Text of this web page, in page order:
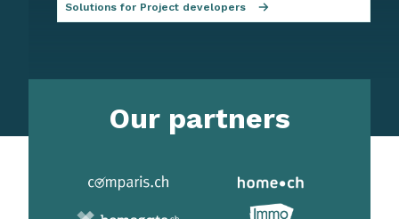
Solutions for Project developers
Our partners